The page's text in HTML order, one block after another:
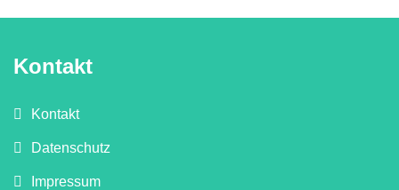
Kontakt
Kontakt
Datenschutz
Impressum